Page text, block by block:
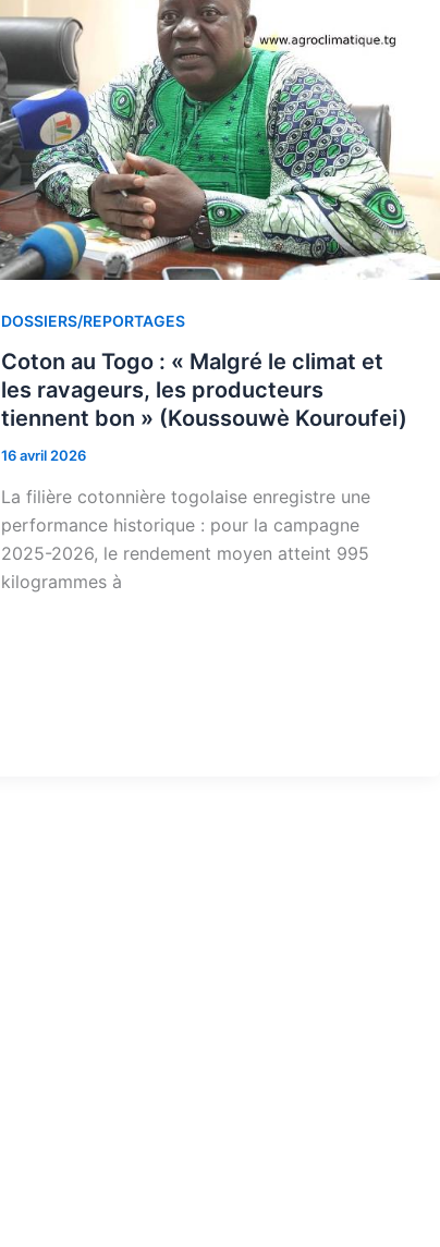
DOSSIERS/REPORTAGES
Coton au Togo : « Malgré le climat et
les ravageurs, les producteurs
tiennent bon » (Koussouwè Kouroufei)
16 avril 2026
La filière cotonnière togolaise enregistre une
performance historique : pour la campagne
2025-2026, le rendement moyen atteint 995
kilogrammes à